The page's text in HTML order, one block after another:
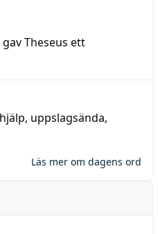
Theseus ett
hjälp, uppslagsända,
Läs mer om dagens ord